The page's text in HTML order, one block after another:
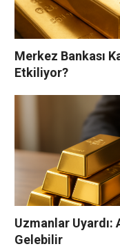
Merkez Bankası
Etkiliyor?
Uzmanlar Uyardı:
Gelebilir